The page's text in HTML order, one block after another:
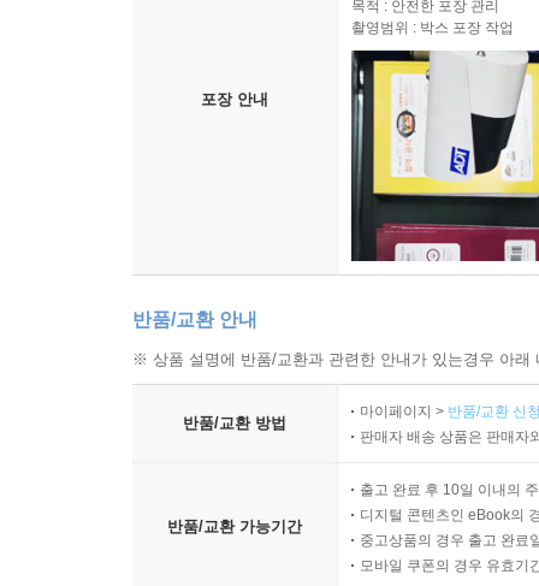
포장 안내
목적 : 안전한 포장 관리
촬영범위 : 박스 포장 작업
반품/교환 안내
※ 상품 설명에 반품/교환과 관련한 안내가 있는경우 아
반품/교환 방법
마이페이지 > 반품/교환 신
판매자 배송 상품은 판매자
반품/교환 가능기간
출고 완료 후 10일 이내의
디지털 콘텐츠인 eBook의
중고상품의 경우 출고 완료
모바일 쿠폰의 경우 유효기